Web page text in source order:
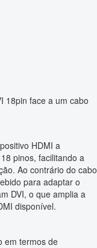
18pin face a um cabo
HDMI a
pinos, facilitando a
Ao contrário do cabo
para adaptar o
DVI, o que amplia a
disponível.
em termos de